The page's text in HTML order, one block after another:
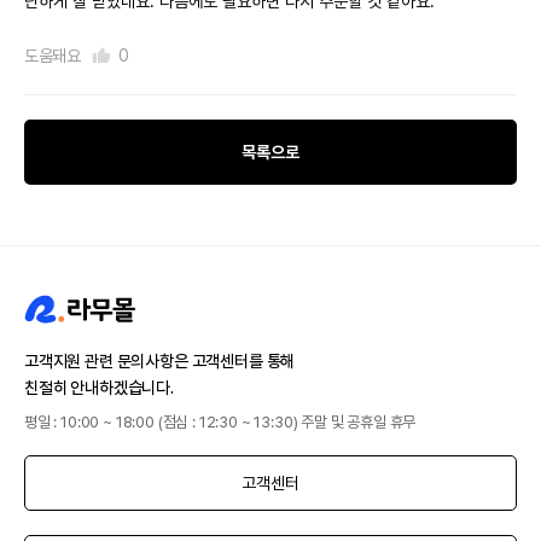
도움돼요 0
목록으로
고객지원 관련 문의사항은 고객센터를 통해
친절히 안내하겠습니다.
평일 : 10:00 ~ 18:00 (점심 : 12:30 ~ 13:30) 주말 및 공휴일 휴무
고객센터